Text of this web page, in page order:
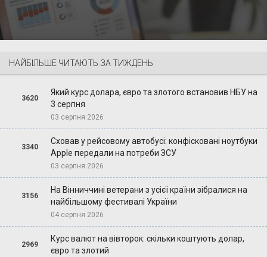
НАЙБІЛЬШЕ ЧИТАЮТЬ ЗА ТИЖДЕНЬ
3620
Який курс долара, євро та злотого встановив НБУ на
3 серпня
03 серпня 2026
3340
Сховав у рейсовому автобусі: конфісковані ноутбуки
Apple передали на потреби ЗСУ
03 серпня 2026
3156
На Вінниччині ветерани з усієї країни зібралися на
найбільшому фестивалі України
04 серпня 2026
2969
Курс валют на вівторок: скільки коштують долар,
євро та злотий